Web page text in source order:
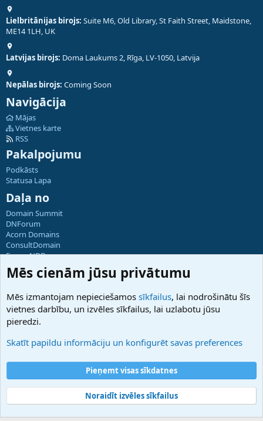
Lielbritānijas birojs: Suite M6, Old Library, St Faith Street, Maidstone,
ME14 1LH, UK
Latvijas birojs: Doma Laukums 2, Rīga, LV-1050, Latvija
Nepālas birojs: Coming Soon
Navigācija
Mājas
Vietnes karte
RSS
Pakalpojumu
Podkāsts
Statusa Lapa
Daļa no
Domain Summit
DNForum
Acorn Domains
ConsultDomain
ForumNDD
Domainforum.ro
27.be
Hostmaria
Atbalsts
Palīdzība
Noteikumi un nosacījumi
Privātuma politika
Community platform by XenForo® © 2010-2025 XenForo Ltd.
Mēs cienām jūsu privātumu
Mēs izmantojam nepieciešamos sīkfailus, lai nodrošinātu šīs
vietnes darbību, un izvēles sīkfailus, lai uzlabotu jūsu
pieredzi.
Skatīt papildu informāciju un konfigurēt savas preferences
Pieņemt visas sīkdatnes
Noraidīt izvēles sīkfailus